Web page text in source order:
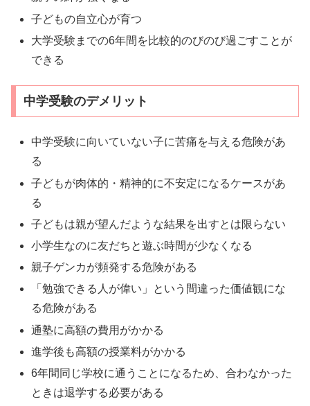
子どもの自立心が育つ
大学受験までの6年間を比較的のびのび過ごすことが
できる
中学受験のデメリット
中学受験に向いていない子に苦痛を与える危険があ
る
子どもが肉体的・精神的に不安定になるケースがあ
る
子どもは親が望んだような結果を出すとは限らない
小学生なのに友だちと遊ぶ時間が少なくなる
親子ゲンカが頻発する危険がある
「勉強できる人が偉い」という間違った価値観にな
る危険がある
通塾に高額の費用がかかる
進学後も高額の授業料がかかる
6年間同じ学校に通うことになるため、合わなかった
ときは退学する必要がある